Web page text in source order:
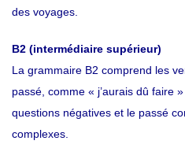
des voyages.
B2 (intermédiaire supérieur)
La grammaire B2 comprend les
passé, comme « j’aurais dû faire
questions négatives et le passé
complexes.